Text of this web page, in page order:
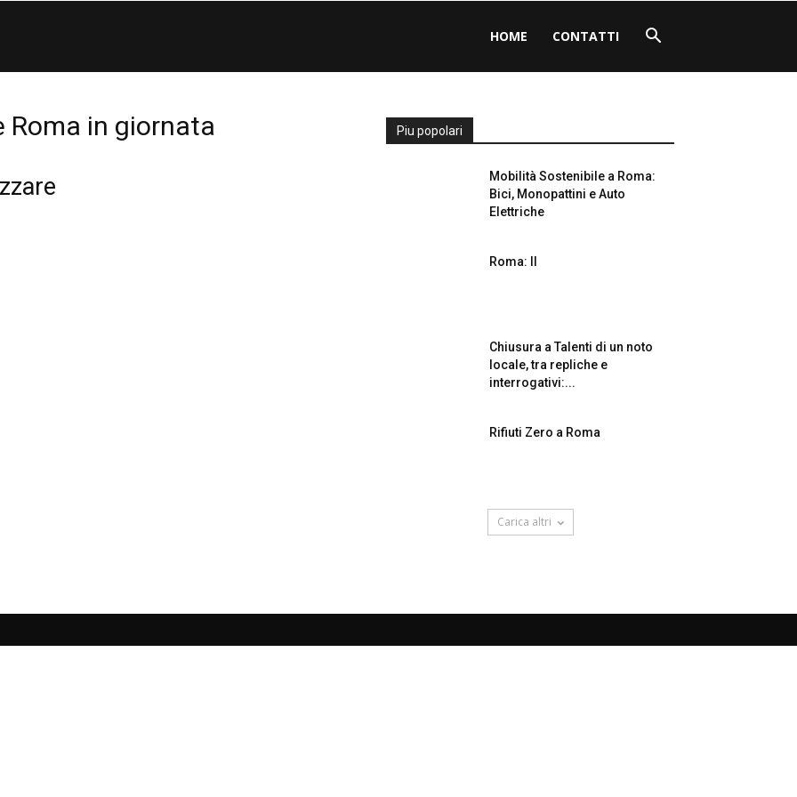
Roma
HOME CONTATTI
Roma in giornata Piu popolari
Mobilità Sostenibile a Roma:
Bici, Monopattini e Auto
Elettriche
Roma: Il
Chiusura a Talenti di un noto
locale, tra repliche e
interrogativi:...
Rifiuti Zero a Roma
Carica altri